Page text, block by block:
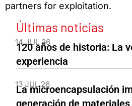
partners for exploitation.
Últimas noticias
14 JUL 26
120 años de historia: La
experiencia
13 JUL 26
La microencapsulación
generación de